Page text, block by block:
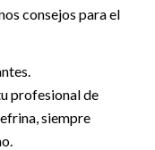
consejos para el
profesional de
siempre